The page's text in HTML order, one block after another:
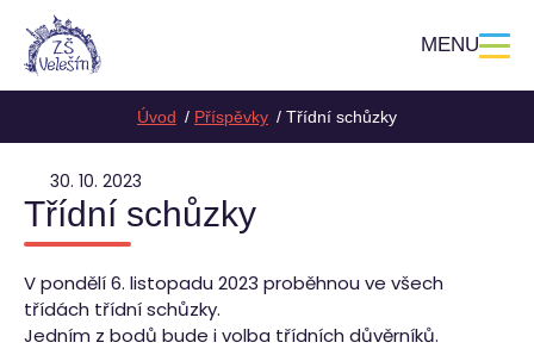
MENU
Úvod Příspěvky Třídní schůzky
30. 10. 2023
Třídní schůzky
V pondělí 6. listopadu 2023 proběhnou ve všech
třídách třídní schůzky.
Jedním z bodů bude i volba třídních důvěrníků.